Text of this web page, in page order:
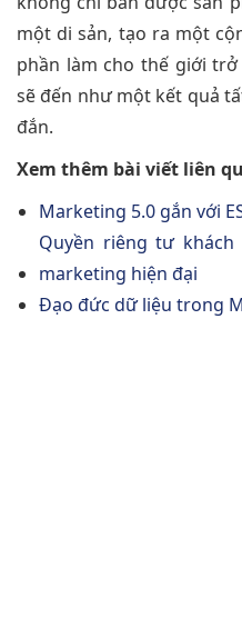
một di sản, tạo ra một
phần làm cho thế giới
sẽ đến như một kết quả
đắn.
Xem thêm bài viết liên
Marketing 5.0 gắn với
Quyền riêng tư
marketing hiện đại
Đạo đức dữ liệu trong